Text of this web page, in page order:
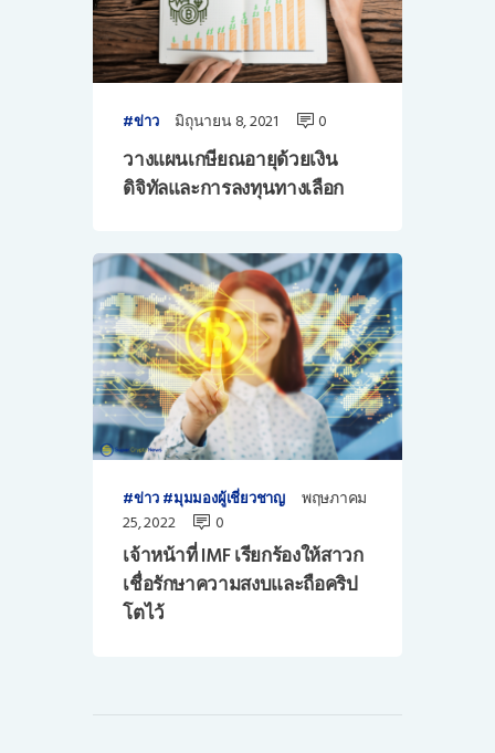
ข่าว มิถุนายน 8, 2021 0
วางแผนเกษียณอายุด้วยเงิน
ดิจิทัลและการลงทุนทางเลือก
ข่าว มุมมองผู้เชี่ยวชาญ
พฤษภาคม
25, 2022
0
เจ้าหน้าที่ IMF เรียกร้องให้สาวก
เชื่อรักษาความสงบและถือคริป
โตไว้